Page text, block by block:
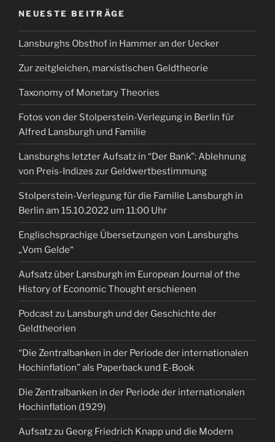
NEUESTE BEITRÄGE
Lansburghs Obsthof in Hammer an der Uecker
Zur zeitgleichen, marxistischen Geldtheorie
Taxonomy of Monetary Theories
Fotos von der Stolperstein-Verlegung in Berlin für
Alfred Lansburgh und Familie
Lansburghs letzter Aufsatz in “Der Bank”: Ablehnung
von Preis-Indizes zur Geldwertbestimmung
Stolperstein-Verlegung für die Familie Lansburgh in
Berlin am 15.10.2022 um 11:00 Uhr
Englischsprachige Übersetzungen von Lansburghs
„Vom Gelde“
Aufsatz über Lansburgh im European Journal of the
History of Economic Thought erschienen
Podcast zu Lansburgh und der Geschichte der
Geldtheorien
“Die Zentralbanken in der Periode der internationalen
Hochinflation” als Paperback und E-Book
Die Zentralbanken in der Periode der internationalen
Hochinflation (1929)
Aufsatz zu Georg Friedrich Knapp und die Modern